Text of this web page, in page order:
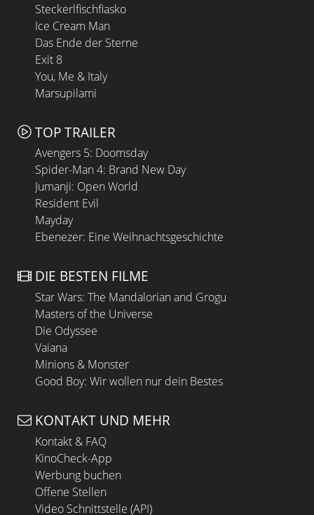
Steckerlfischfiasko
Ice Cream Man
Das Ende der Sterne
Exit 8
You, Me & Italy
Marsupilami
TOP TRAILER
Avengers 5: Doomsday
Spider-Man 4: Brand New Day
Jumanji: Open World
Resident Evil
Mayday
Ebenezer: Eine Weihnachtsgeschichte
DIE BESTEN FILME
Star Wars: The Mandalorian and Grogu
Masters of the Universe
Die Odyssee
Vaiana
Minions & Monster
Good Boy: Wir wollen nur dein Bestes
KONTAKT UND MEHR
Kontakt & FAQ
KinoCheck-App
Werbung buchen
Offene Stellen
Video Schnittstelle (API)